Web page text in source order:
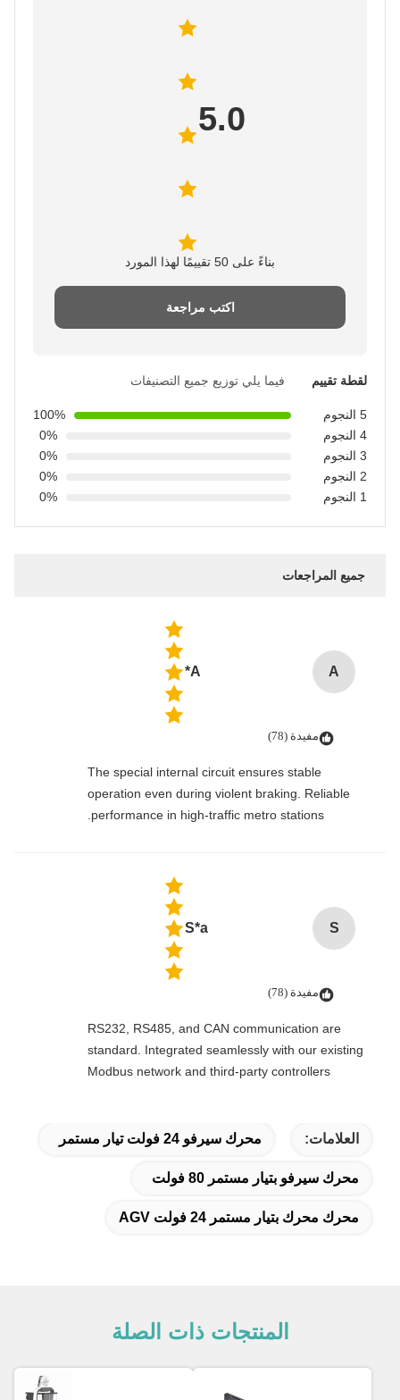
5.0
بناءً على 50 تقييمًا لهذا المورد
اكتب مراجعة
لقطة تقييم فيما يلي توزيع جميع التصنيفات
5 النجوم
100%
4 النجوم
0%
3 النجوم
0%
2 النجوم
0%
1 النجوم
0%
جميع المراجعات
A
A*
مفيدة (78)
The special internal circuit ensures stable
operation even during violent braking. Reliable
performance in high-traffic metro stations.
S
S*a
مفيدة (78)
RS232, RS485, and CAN communication are
standard. Integrated seamlessly with our existing
Modbus network and third-party controllers
العلامات: محرك سيرفو 24 فولت تيار مستمر
محرك سيرفو بتيار مستمر 80 فولت
محرك محرك بتيار مستمر 24 فولت AGV
المنتجات ذات الصلة